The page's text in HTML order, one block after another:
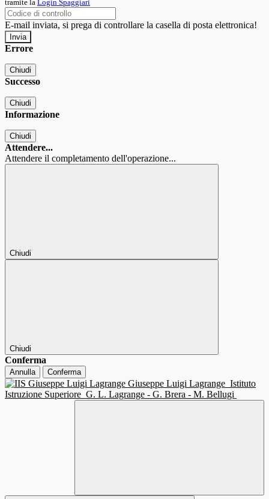
tramite la Login Spaggiari
E-mail inviata, si prega di controllare la casella di posta elettronica!
Errore
Chiudi
Successo
Chiudi
Informazione
Chiudi
Attendere...
Attendere il completamento dell'operazione...
Chiudi
Chiudi
Conferma
Annulla Conferma
Giuseppe Luigi Lagrange Istituto
Istruzione Superiore G. L. Lagrange - G. Brera - M. Bellugi